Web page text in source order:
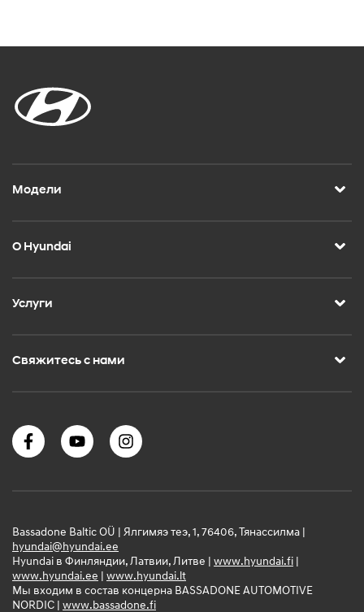
Модели
О Hyundai
Услуги
Свяжитесь с нами
Bassadone Baltic OÜ | Ялгимяэ теэ, 1, 76406, Тянассилма |
hyundai@hyundai.ee
Hyundai в Финляндии, Латвии, Литве | www.hyundai.fi |
www.hyundai.ee | www.hyundai.lt
Мы входим в состав концерна BASSADONE AUTOMOTIVE
NORDIC | www.bassadone.fi